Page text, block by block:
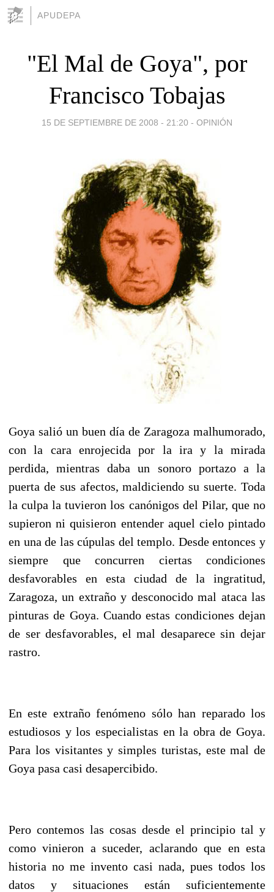
APUDEPA
"El Mal de Goya", por
Francisco Tobajas
15 DE SEPTIEMBRE DE 2008 - 21:20 - OPINIÓN
Goya salió un buen día de Zaragoza malhumorado,
con la cara enrojecida por la ira y la mirada
perdida, mientras daba un sonoro portazo a la
puerta de sus afectos, maldiciendo su suerte. Toda
la culpa la tuvieron los canónigos del Pilar, que no
supieron ni quisieron entender aquel cielo pintado
en una de las cúpulas del templo. Desde entonces y
siempre que concurren ciertas condiciones
desfavorables en esta ciudad de la ingratitud,
Zaragoza, un extraño y desconocido mal ataca las
pinturas de Goya. Cuando estas condiciones dejan
de ser desfavorables, el mal desaparece sin dejar
rastro.
En este extraño fenómeno sólo han reparado los
estudiosos y los especialistas en la obra de Goya.
Para los visitantes y simples turistas, este mal de
Goya pasa casi desapercibido.
Pero contemos las cosas desde el principio tal y
como vinieron a suceder, aclarando que en esta
historia no me invento casi nada, pues todos los
datos y situaciones están suficientemente